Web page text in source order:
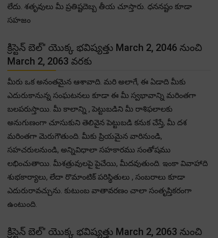
లేదు. శతృవులు మీ ప్రతిష్టదెబ్బ తీయ చూస్తారు. ధననష్టం కూడా
సహజం
క్రిస్టెన్ బెల్" యొక్క భవిష్యత్తు March 2, 2046 నుంచి
March 2, 2063 వరకు
మీరు ఒక అనంతమైన ఆశావాది. మరి అలాగే, ఈ ఏడాది మీకు
ఎదురుకానున్న సంఘటనలు కూడా ఈ మీ స్వభావాన్ని మరింతగా
బలపరుస్తాయి. మీ కాలాన్ని , పెట్టుబడిని మీ రాశిఫలాలకు
అనుగుణంగా చూసుకుని తెలివైన పెట్టుబడి కనుక చేస్తే, మీ దశ
మరింతగా మెరుగౌతుంది. మీకు ప్రియమైన వారినుండి,
సహచరులనుండి, అన్నివిధాలా సహకారము సంతోషము
లభించుతాయి. మీశత్రువులపై పైచేయి, మీదవుతుంది. ఇంకా వివాహాది
శుభకార్యాలు, లేదా రొమాంటిక్ పరిస్థితులు , సంబరాలు కూడా
ఎదురురావచ్చును. కుటుంబ వాతావరణం చాలా సంతృప్తికరంగా
ఉంటుంది.
క్రిస్టెన్ బెల్" యొక్క భవిష్యత్తు March 2, 2063 నుంచి